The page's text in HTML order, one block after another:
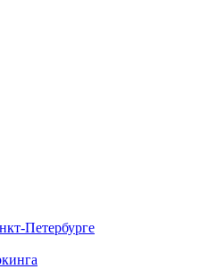
Петербурге